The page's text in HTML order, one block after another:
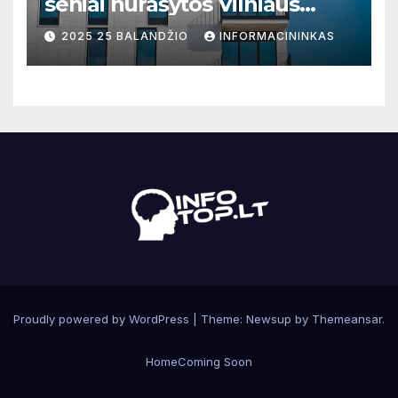
zonos virto prestižinėmis
vietomis gyventi
2025 25 BALANDŽIO INFORMACININKAS
Proudly powered by WordPress Theme: Newsup by Themeansar.
HomeComing Soon